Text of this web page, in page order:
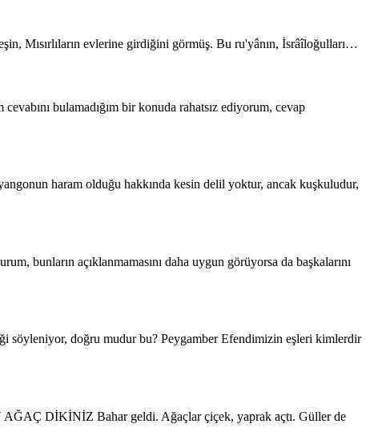
Mısırlıların evlerine girdiğini görmüş. Bu ru'yânın, İsrâîloğulları…
bulamadığım bir konuda rahatsız ediyorum, cevap
haram olduğu hakkında kesin delil yoktur, ancak kuşkuludur,
bunların açıklanmamasını daha uygun görüyorsa da başkalarını
doğru mudur bu? Peygamber Efendimizin eşleri kimlerdir
DİKİNİZ Bahar geldi. Ağaçlar çiçek, yaprak açtı. Güller de